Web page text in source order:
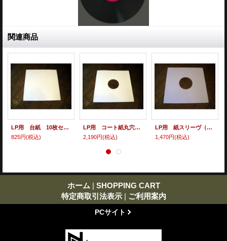
関連商品
LP用 台紙 10枚セット
825円(税込)
LP用 コート紙丸穴ジャケ 10枚セット
2,190円(税込)
LP用 紙スリーヴ（レギュラー 四角の角） 10枚セット
1,470円(税込)
ホーム | SHOPPING CART
特定商取引法表示 | ご利用案内
PCサイト